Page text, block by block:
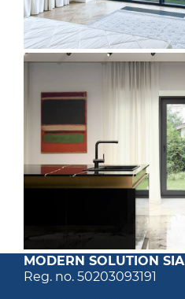
MODERN SOLUTION SIA
Reg. no. 50203093191